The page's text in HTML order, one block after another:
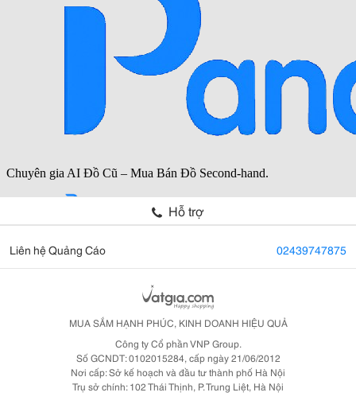
Hỗ trợ
Liên hệ Quảng Cáo 02439747875
MUA SẮM HẠNH PHÚC, KINH DOANH HIỆU QUẢ
Công ty Cổ phần VNP Group.
Số GCNDT: 0102015284, cấp ngày 21/06/2012
Nơi cấp: Sở kế hoạch và đầu tư thành phố Hà Nội
Trụ sở chính: 102 Thái Thịnh, P. Trung Liệt, Hà Nội